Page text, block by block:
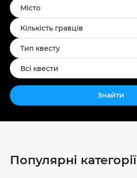
Місто
Кількість гравців
Тип квесту
Всі квести
Знайти
Популярні категорії